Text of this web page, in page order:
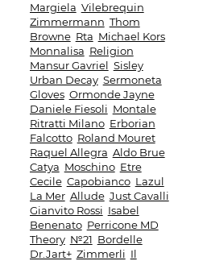
Margiela Vilebrequin
Zimmermann Thom
Browne Rta Michael Kors
Monnalisa Religion
Mansur Gavriel Sisley
Urban Decay Sermoneta
Gloves Ormonde Jayne
Daniele Fiesoli Montale
Ritratti Milano Erborian
Falcotto Roland Mouret
Raquel Allegra Aldo Brue
Catya Moschino Etre
Cecile Capobianco Lazul
La Mer Allude Just Cavalli
Gianvito Rossi Isabel
Benenato Perricone MD
Theory №21 Bordelle
Dr.Jart+ Zimmerli Il